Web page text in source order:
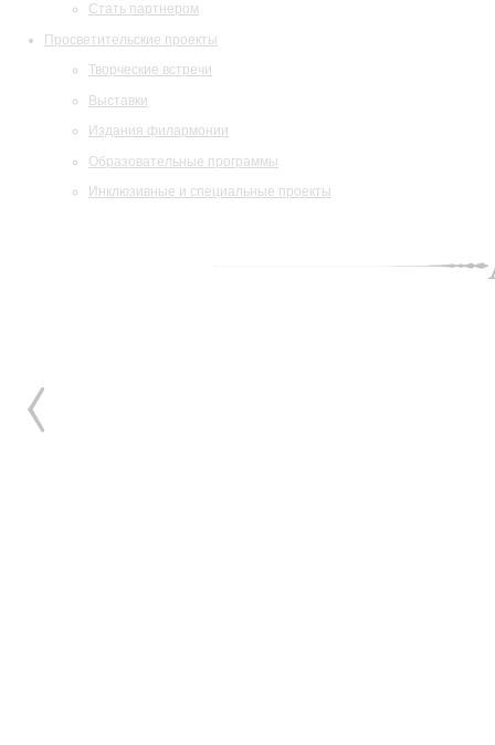
Стать партнером
Просветительские проекты
Творческие встречи
Выставки
Издания филармонии
Образовательные программы
Инклюзивные и специальные проекты